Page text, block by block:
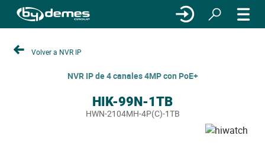
Volver a NVR IP
NVR IP de 4 canales 4MP con PoE+
HIK-99N-1TB
HWN-2104MH-4P(C)-1TB